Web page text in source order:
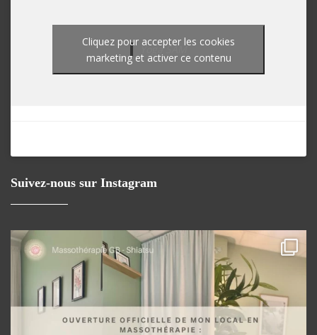
Yoga SAM
Cliquez pour accepter les cookies
marketing et activer ce contenu
Suivez-nous sur Instagram